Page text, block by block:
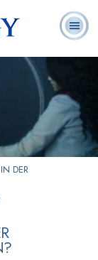
gestellte
Fragen
DER